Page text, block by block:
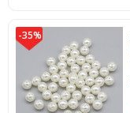
-35%